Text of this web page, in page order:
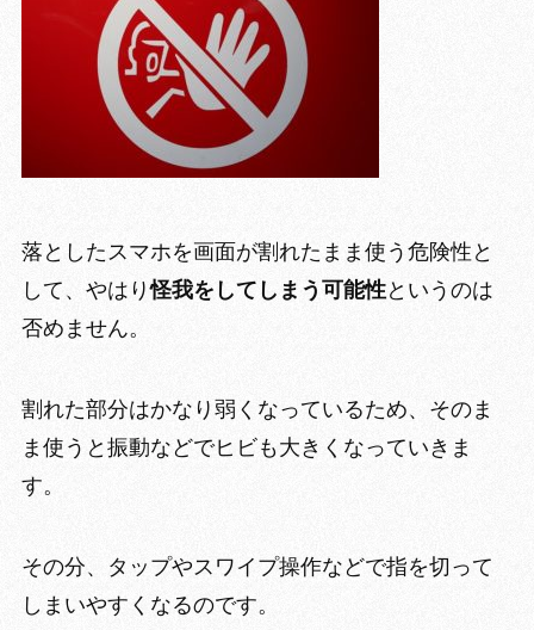
落としたスマホを画面が割れたまま使う危険性と
して、やはり怪我をしてしまう可能性というのは
否めません。
割れた部分はかなり弱くなっているため、そのま
ま使うと 振動などでヒビも大きくなっていきま
す。
その分、タップやスワイプ操作などで指を切って
しまいやすくなるのです。